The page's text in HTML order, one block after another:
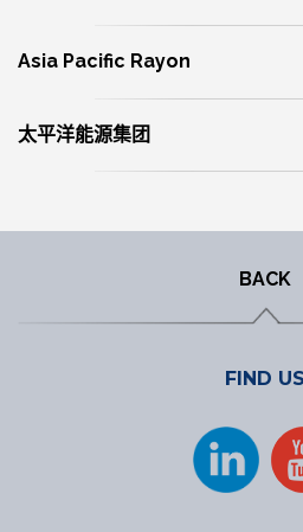
Asia Pacific Rayon
太平洋能源集团
BACK
FIND US